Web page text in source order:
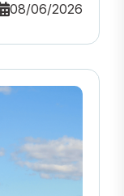
08/06/2026